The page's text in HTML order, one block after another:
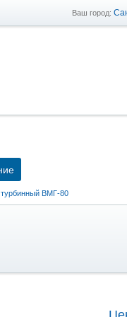
Ваш город:
ВМГ-80
гидравлическую AS 25 г/п